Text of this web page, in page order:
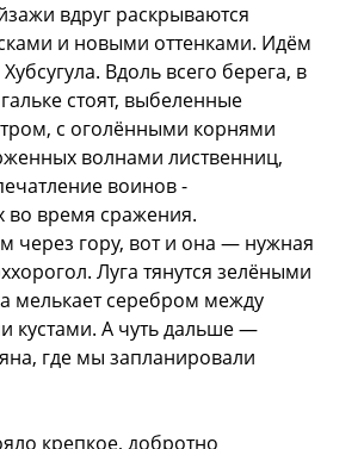
вдруг раскрываются
и новыми оттенками. Идём
Вдоль всего берега, в
стоят, выбеленные
с оголёнными корнями
волнами лиственниц,
воинов -
во время сражения.
через гору, вот и она — нужная
Луга тянутся зелёными
мелькает серебром между
кустами. А чуть дальше —
где мы запланировали
крепкое, добротно